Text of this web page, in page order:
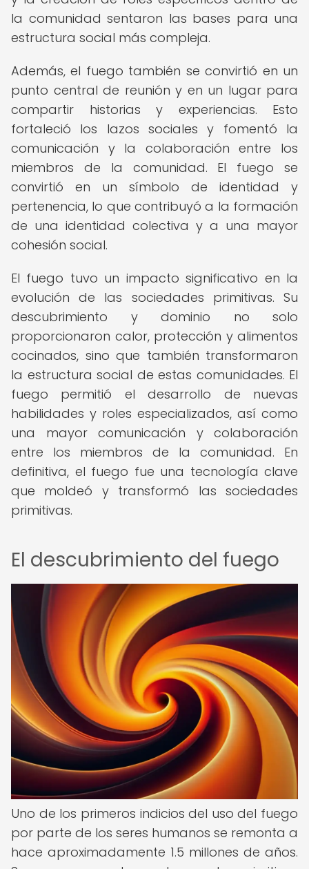
la comunidad sentaron las bases para una
estructura social más compleja.
Además, el fuego también se convirtió en un
punto central de reunión y en un lugar para
compartir historias y experiencias. Esto
fortaleció los lazos sociales y fomentó la
comunicación y la colaboración entre los
miembros de la comunidad. El fuego se
convirtió en un símbolo de identidad y
pertenencia, lo que contribuyó a la formación
de una identidad colectiva y a una mayor
cohesión social.
El fuego tuvo un impacto significativo en la
evolución de las sociedades primitivas. Su
descubrimiento y dominio no solo
proporcionaron calor, protección y alimentos
cocinados, sino que también transformaron
la estructura social de estas comunidades. El
fuego permitió el desarrollo de nuevas
habilidades y roles especializados, así como
una mayor comunicación y colaboración
entre los miembros de la comunidad. En
definitiva, el fuego fue una tecnología clave
que moldeó y transformó las sociedades
primitivas.
El descubrimiento del fuego
Uno de los primeros indicios del uso del fuego
por parte de los seres humanos se remonta a
hace aproximadamente 1.5 millones de años.